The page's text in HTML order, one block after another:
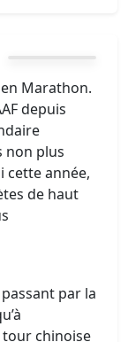
Marathon.
depuis
non plus
cette année,
de haut
par la
tour chinoise